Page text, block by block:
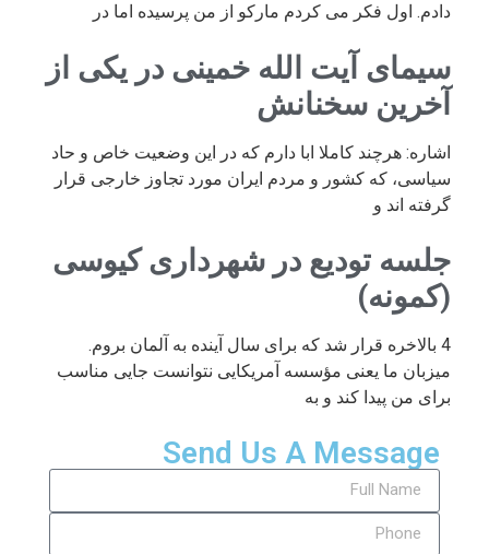
دادم. اول فکر می کردم مارکو از من پرسیده اما در
سیمای آیت الله خمینی در یکی از
آخرین سخنانش
اشاره: هرچند کاملا ابا دارم که در این وضعیت خاص و حاد
سیاسی، که کشور و مردم ایران مورد تجاوز خارجی قرار
گرفته اند و
جلسه تودیع در شهرداری کیوسی
(کمونه)
4 بالاخره قرار شد که برای سال آینده به آلمان بروم.
میزبان ما یعنی مؤسسه آمریکایی نتوانست جایی مناسب
برای من پیدا کند و به
Send Us A Message